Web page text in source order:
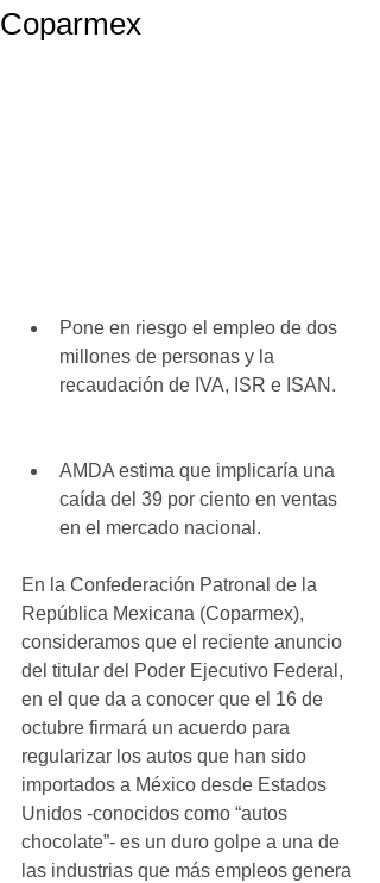
Coparmex
Pone en riesgo el empleo de dos
millones de personas y la
recaudación de IVA, ISR e ISAN.
AMDA estima que implicaría una
caída del 39 por ciento en ventas
en el mercado nacional.
En la Confederación Patronal de la
República Mexicana (Coparmex),
consideramos que el reciente anuncio
del titular del Poder Ejecutivo Federal,
en el que da a conocer que el 16 de
octubre firmará un acuerdo para
regularizar los autos que han sido
importados a México desde Estados
Unidos -conocidos como “autos
chocolate”- es un duro golpe a una de
las industrias que más empleos genera